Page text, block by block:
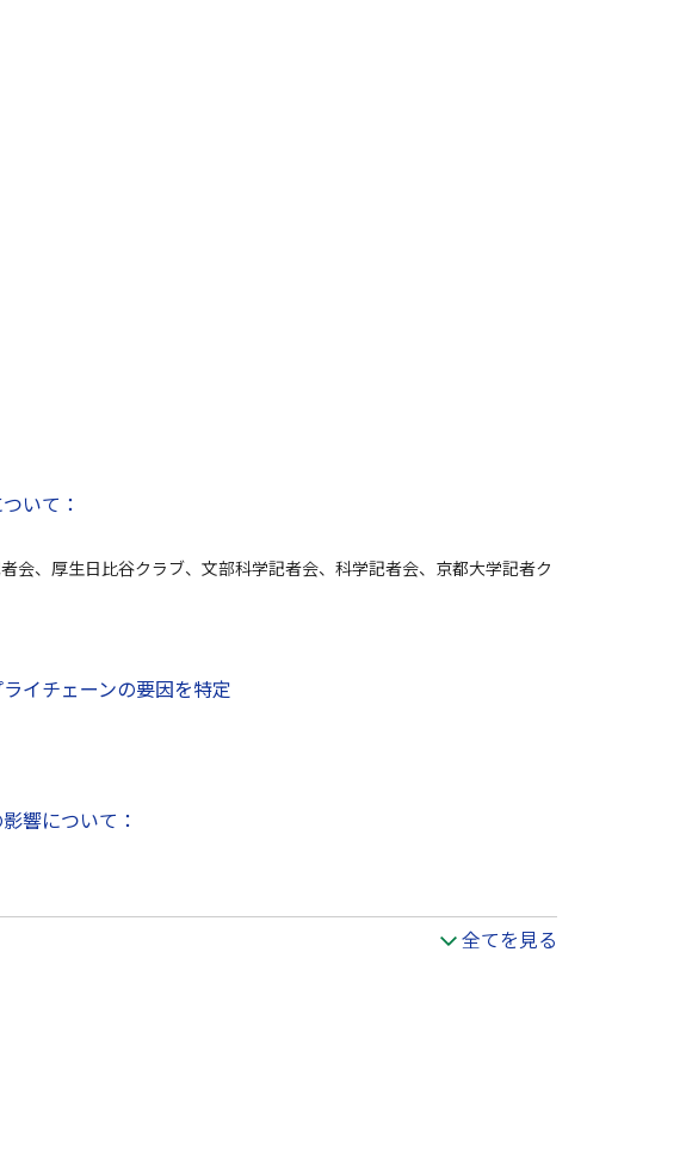
いて：
会、厚⽣⽇⽐⾕クラブ、⽂部科学記者会、科学記者会、京都大学記者ク
イチェーンの要因を特定
響について：
全てを見る